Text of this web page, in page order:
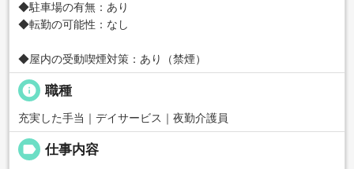
◆駐車場の有無：あり
◆転勤の可能性：なし
◆屋内の受動喫煙対策：あり（禁煙）
info 職種
充実した手当｜デイサービス｜夜勤介護員
label 仕事内容